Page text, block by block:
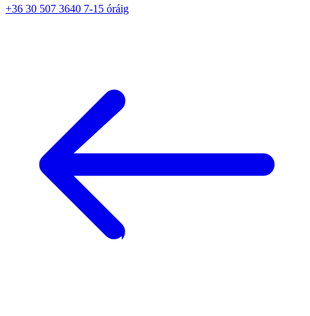
+36 30 507 3640 7-15 óráig